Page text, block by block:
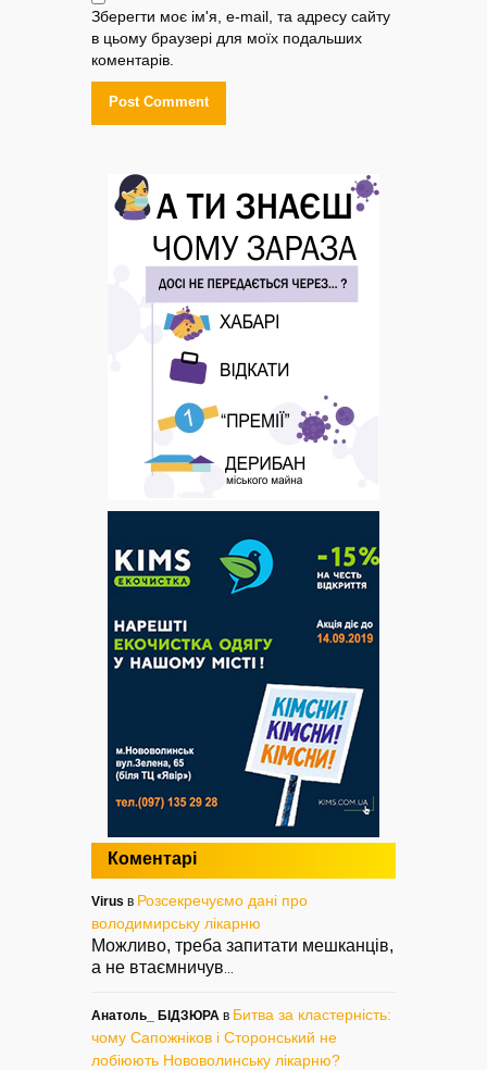
Зберегти моє ім'я, e-mail, та адресу сайту
в цьому браузері для моїх подальших
коментарів.
Коментарі
Virus в Розсекречуємо дані про
володимирську лікарню
Можливо, треба запитати мешканців,
а не втаємничув
Анатоль_ БІДЗЮРА в Битва за кластерність:
чому Сапожніков і Сторонський не
лобіюють Нововолинську лікарню?